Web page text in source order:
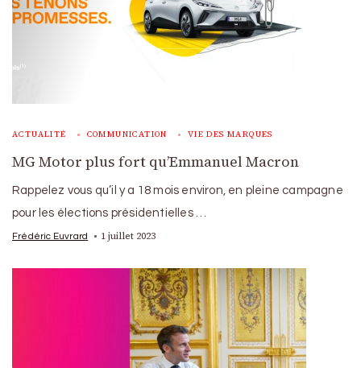
ACTUALITÉ COMMUNICATION VIE DES MARQUES
MG Motor plus fort qu’Emmanuel Macron
Rappelez vous qu’il y a 18 mois environ, en pleine campagne
pour les élections présidentielles …
Frédéric Euvrard 1 juillet 2023